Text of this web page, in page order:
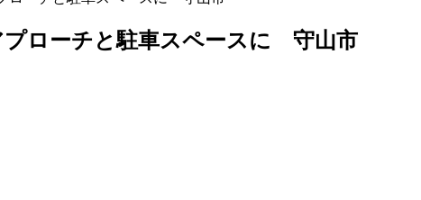
ローチと駐車スペースに 守山市